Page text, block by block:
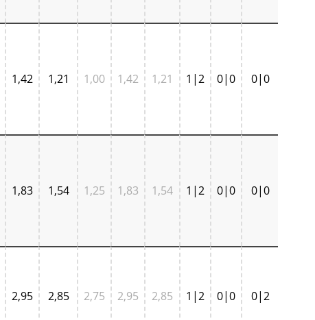
1,42 1,21 1,00 1,42 1,21 1|2 0|0 0|0
1,83 1,54 1,25 1,83 1,54 1|2 0|0 0|0
2,95 2,85 2,75 2,95 2,85 1|2 0|0 0|2